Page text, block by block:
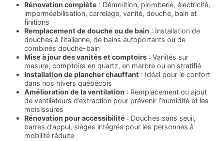
Rénovation complète : Démolition, plomberie, électricité,
imperméabilisation, carrelage, vanité, douche, bain et
finitions
Remplacement de douche ou de bain : Installation de
douches à l’italienne, de bains autoportants ou de
combinés douche-bain
Mise à jour des vanités et comptoirs : Vanités sur
mesure, comptoirs en quartz, en marbre ou en stratifié
Installation de plancher chauffant : Idéal pour le confort
dans nos hivers québécois
Amélioration de la ventilation : Remplacement ou ajout
de ventilateurs d’extraction pour prévenir l’humidité et les
moisissures
Rénovation pour accessibilité : Douches sans seuil,
barres d’appui, sièges intégrés pour les personnes à
mobilité réduite